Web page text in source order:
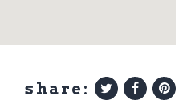
share: